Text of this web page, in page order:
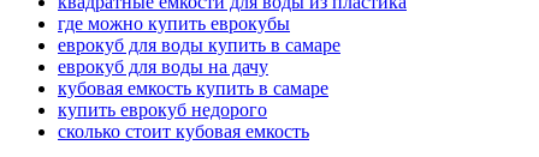
где можно купить еврокубы
еврокуб для воды купить в самаре
еврокуб для воды на дачу
кубовая емкость купить в самаре
купить еврокуб недорого
сколько стоит кубовая емкость